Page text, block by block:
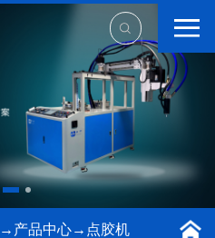
→ 产品中心→ 点胶机